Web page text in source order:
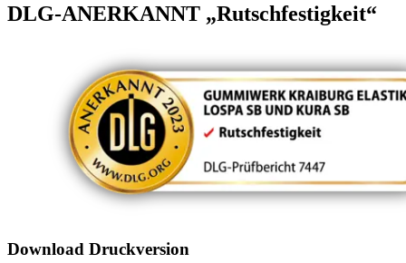
DLG-ANERKANNT „Rutschfestigkeit“
Download Druckversion